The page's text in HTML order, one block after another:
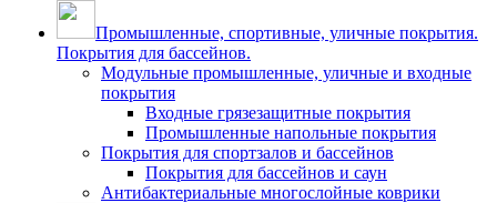
Промышленные, спортивные, уличные покрытия.
Покрытия для бассейнов.
Модульные промышленные, уличные и входные
покрытия
Входные грязезащитные покрытия
Промышленные напольные покрытия
Покрытия для спортзалов и бассейнов
Покрытия для бассейнов и саун
Антибактериальные многослойные коврики